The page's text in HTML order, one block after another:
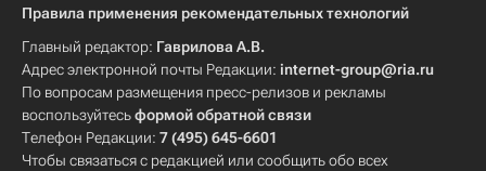
Правила применения рекомендательных технологий
Главный редактор: Гаврилова А.В.
Адрес электронной почты Редакции: internet-group@ria.ru
По вопросам размещения пресс-релизов и рекламы
воспользуйтесьформой обратной связи
Телефон Редакции: 7 (495) 645-6601
Чтобы связаться с редакцией или сообщить обо всех